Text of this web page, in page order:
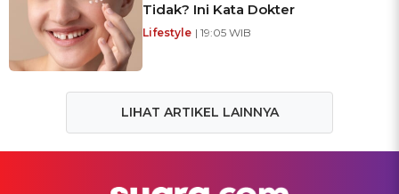
Tidak? Ini Kata Dokter
Lifestyle | 19:05 WIB
LIHAT ARTIKEL LAINNYA